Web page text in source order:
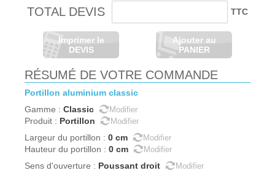
RÉSUMÉ DE VOTRE COMMANDE
portillon aluminium classic
Gamme : Classic Modifier
Produit : Portillon Modifier
Largeur du portillon : 0 cm Modifier
Hauteur du portillon : 0 cm Modifier
Sens d'ouverture : Poussant droit Modifier
TOTAL DEVIS TTC
Imprimer le
DEVIS
Ajouter au
PANIER